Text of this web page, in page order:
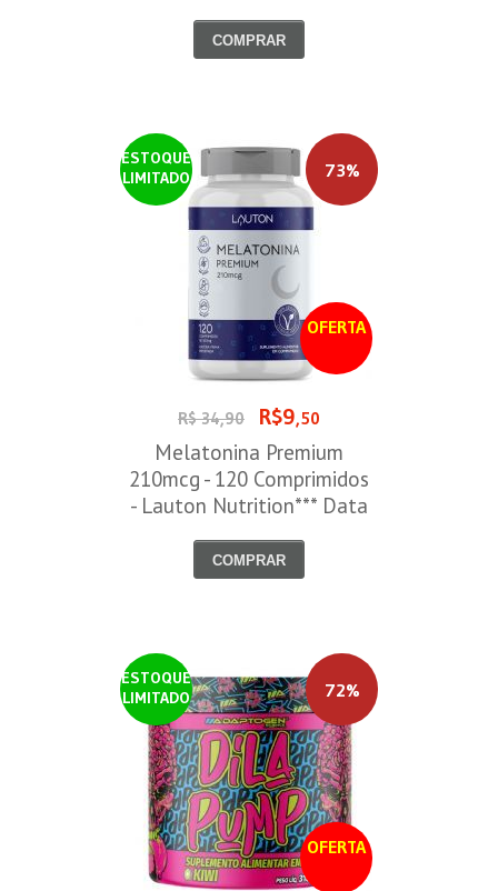
COMPRAR
ESTOQUE
LIMITADO
OFERTA
73%
R$ 34,90 R$9,50
Melatonina Premium
210mcg - 120 Comprimidos
- Lauton Nutrition*** Data
COMPRAR
ESTOQUE
LIMITADO
OFERTA
72%